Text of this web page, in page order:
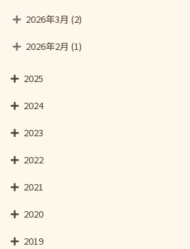
2026年3月 (2)
2026年2月 (1)
2025
2024
2023
2022
2021
2020
2019